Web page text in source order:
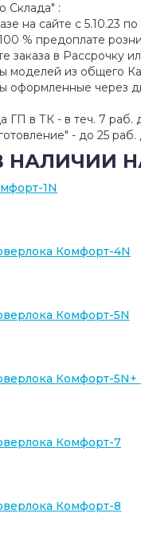
Склада" :
на сайте с 5.10.23
% предоплате
заказа в Рассрочку
моделей из общего
оформленные через
ГП в ТК - в теч. 7 раб.
- до 25 раб.
НАЛИЧИИ
1N
Комфорт-4N
Комфорт-5N
Комфорт-5N+
Комфорт-7
Комфорт-8